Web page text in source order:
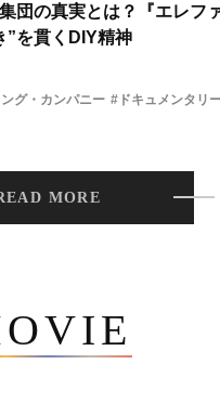
団の真実とは？『エレフ
”を貫くDIY精神
グ・カンパニー #ドキュメンタリ
MORE